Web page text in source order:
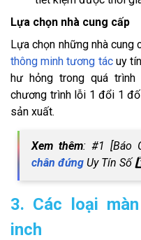
Lựa chọn nhà cung cấp
Lựa chọn những nhà cung
thông minh tương tácuy
hư hỏng trong quá
chương trình lỗi 1 đổi 1
sản xuất.
Xem thêm: #1 [Báo
chân đứng Uy Tín Số
3. Các loại
inch